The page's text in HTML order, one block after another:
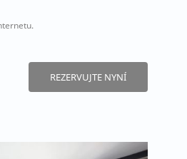
REZERVUJTE NYNÍ